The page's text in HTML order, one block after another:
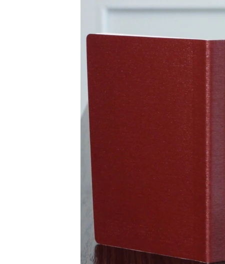
УКРАЇНСЬКА ПРОБЛЕМА КРИМУ